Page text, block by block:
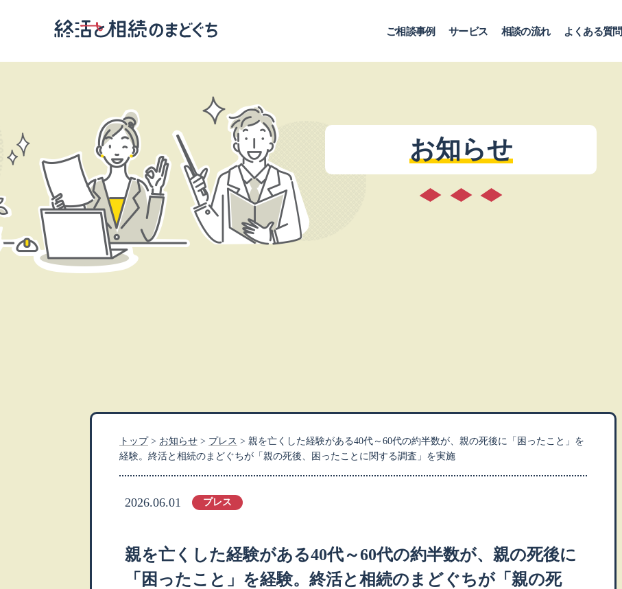
ご相談事例 サービス 相談の流れ よくある質問
お知らせ
トップ > お知らせ > プレス > 親を亡くした経験がある40代～60代の約半数が、親の死後に「困ったこと」を
経験。終活と相続のまどぐちが「親の死後、困ったことに関する調査」を実施
2026.06.01 プレス
親を亡くした経験がある40代～60代の約半数が、親の死後に
「困ったこと」を経験。終活と相続のまどぐちが「親の死